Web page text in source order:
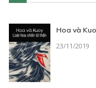
Hoa và
23/11/2019